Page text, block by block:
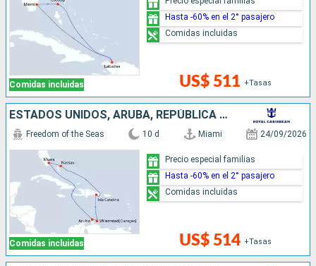
Comidas incluidas US$ 511 +Tasas
Hasta -60% en el 2° pasajero
Comidas incluidas
ESTADOS UNIDOS, ARUBA, REPÚBLICA DOMINICANA, BAHAMAS
Comidas incluidas
Freedom of the Seas 10 d Miami 24/09/2026
US$ 514 +Tasas
Precio especial familias
Hasta -60% en el 2° pasajero
Comidas incluidas